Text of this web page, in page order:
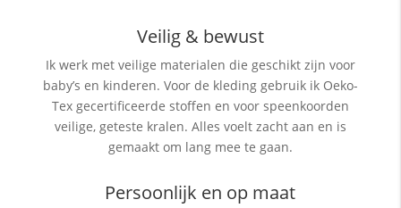
Veilig & bewust
Ik werk met veilige materialen die geschikt zijn voor
baby’s en kinderen. Voor de kleding gebruik ik Oeko-
Tex gecertificeerde stoffen en voor speenkoorden
veilige, geteste kralen. Alles voelt zacht aan en is
gemaakt om lang mee te gaan.
Persoonlijk en op maat